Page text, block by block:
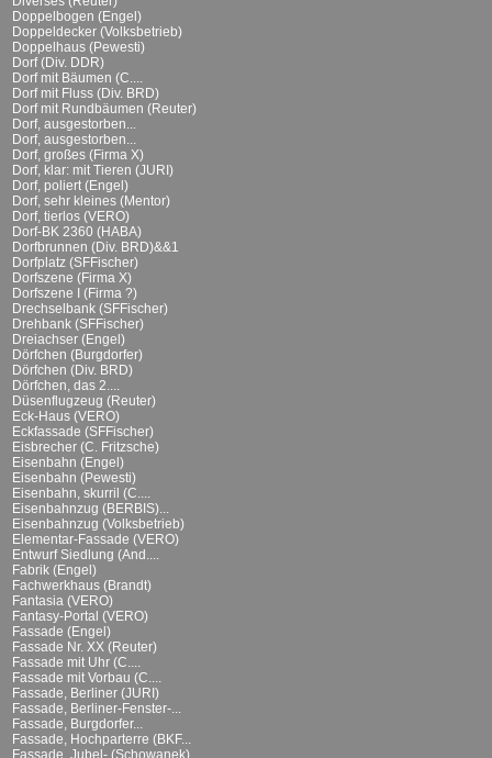
Doppelbogen (Engel)
Doppeldecker (Volksbetrieb)
Doppelhaus (Pewesti)
Dorf (Div. DDR)
Dorf mit Bäumen (C....
Dorf mit Fluss (Div. BRD)
Dorf mit Rundbäumen (Reuter)
Dorf, ausgestorben...
Dorf, ausgestorben...
Dorf, großes (Firma X)
Dorf, klar: mit Tieren (JURI)
Dorf, poliert (Engel)
Dorf, sehr kleines (Mentor)
Dorf, tierlos (VERO)
Dorf-BK 2360 (HABA)
Dorfbrunnen (Div. BRD)&&1
Dorfplatz (SFFischer)
Dorfszene (Firma X)
Dorfszene I (Firma ?)
Drechselbank (SFFischer)
Drehbank (SFFischer)
Dreiachser (Engel)
Dörfchen (Burgdorfer)
Dörfchen (Div. BRD)
Dörfchen, das 2....
Düsenflugzeug (Reuter)
Eck-Haus (VERO)
Eckfassade (SFFischer)
Eisbrecher (C. Fritzsche)
Eisenbahn (Engel)
Eisenbahn (Pewesti)
Eisenbahn, skurril (C....
Eisenbahnzug (BERBIS)...
Eisenbahnzug (Volksbetrieb)
Elementar-Fassade (VERO)
Entwurf Siedlung (And....
Fabrik (Engel)
Fachwerkhaus (Brandt)
Fantasia (VERO)
Fantasy-Portal (VERO)
Fassade (Engel)
Fassade Nr. XX (Reuter)
Fassade mit Uhr (C....
Fassade mit Vorbau (C....
Fassade, Berliner (JURI)
Fassade, Berliner-Fenster-...
Fassade, Burgdorfer...
Fassade, Hochparterre (BKF...
Fassade, Jubel- (Schowanek)